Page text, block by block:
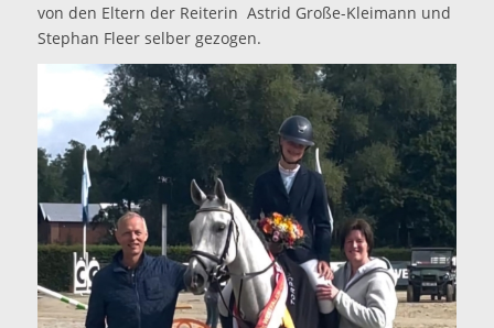
von den Eltern der Reiterin Astrid Große-Kleimann und
Stephan Fleer selber gezogen.